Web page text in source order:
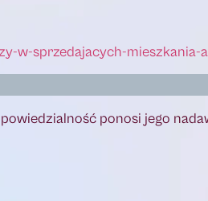
w-sprzedajacych-mieszkania-
ponosi jego